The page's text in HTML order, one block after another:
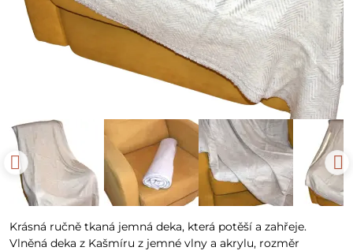
Krásná ručně tkaná jemná deka, která potěší a zahřeje.
Vlněná deka z Kašmíru z jemné vlny a akrylu, rozměr